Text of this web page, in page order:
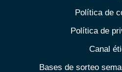
Política de
Política de
Canal
Bases de sorteo